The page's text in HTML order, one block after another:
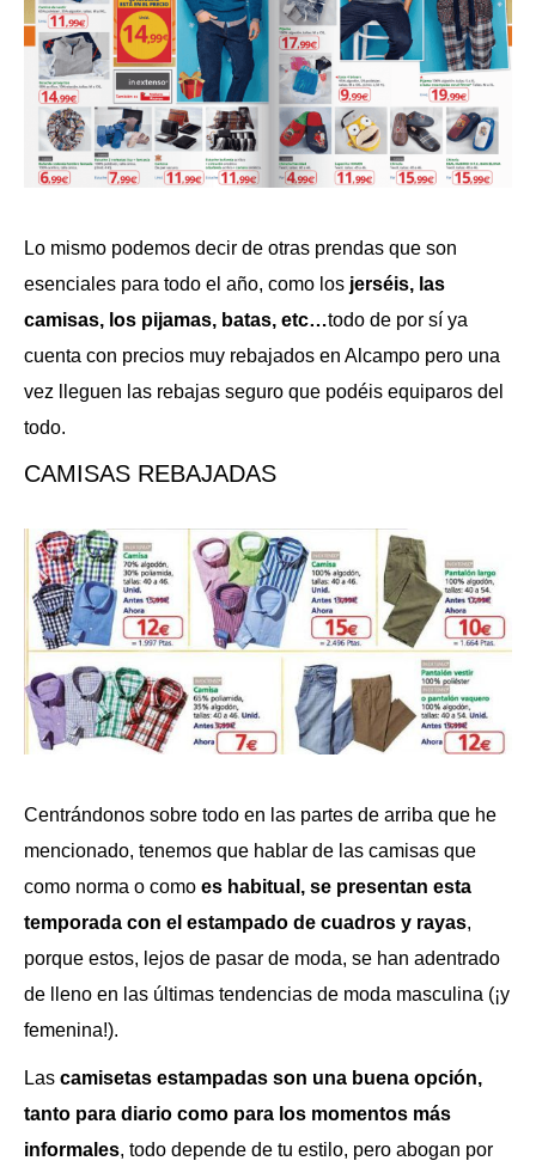
Lo mismo podemos decir de otras prendas que son
esenciales para todo el año, como los jerséis, las
camisas, los pijamas, batas, etc…todo de por sí ya
cuenta con precios muy rebajados en Alcampo pero una
vez lleguen las rebajas seguro que podéis equiparos del
todo.
CAMISAS REBAJADAS
Centrándonos sobre todo en las partes de arriba que he
mencionado, tenemos que hablar de las camisas que
como norma o como es habitual, se presentan esta
temporada con el estampado de cuadros y rayas,
porque estos, lejos de pasar de moda, se han adentrado
de lleno en las últimas tendencias de moda masculina (¡y
femenina!).
Las camisetas estampadas son una buena opción,
tanto para diario como para los momentos más
informales, todo depende de tu estilo, pero abogan por